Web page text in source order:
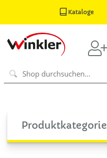
Kataloge
Produktkategorie